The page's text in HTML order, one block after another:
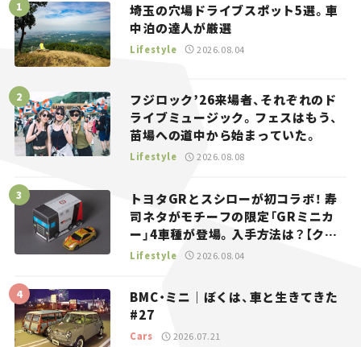
埼玉の穴場ドライブスポット5選。車
中泊の達人が厳選
Lifestyle 2026.08.04
フジロック’26来場者、それぞれのド
ライブミュージック。フェスはもう、
苗場への道中から始まっていた。
Lifestyle 2026.08.08
トヨタGRとスシローが初コラボ！ 寿
司ネタがモチーフの限定「GRミニカ
ー」4車種が登場。入手方法は？【クル
マとホビー】
Lifestyle 2026.08.04
BMC・ミニ｜ぼくは、車と生きてきた
#27
Cars 2026.07.21